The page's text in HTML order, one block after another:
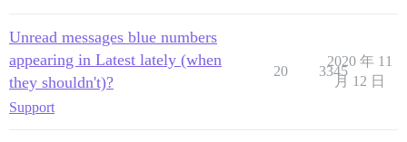
Unread messages blue numbers
appearing in Latest lately (when
they shouldn't)?
Support
20 3345
2020 年 11
月 12 日